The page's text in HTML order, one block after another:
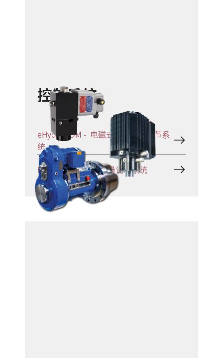
控制系统
eHydroCOM - 电磁式无级气量调节系
统
HydroCOM - 无级气量调节系统